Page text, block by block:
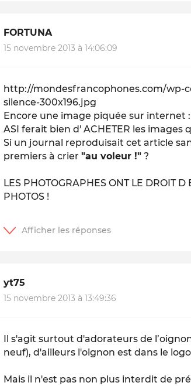
FORTUNA
15 novembre 2013 à 14:06:09
http://mondesfrancophones.com/wp-
silence-300x196.jpg
Encore une image piquée sur internet
ASI ferait bien d' ACHETER les images
Si un journal reproduisait cet article
premiers à crier"au voleur !" ?
LES PHOTOGRAPHES ONT LE DROIT
PHOTOS !
yt75
15 novembre 2013 à 13:49:36
Il s'agit surtout d'adorateurs de
neuf), d'ailleurs l'oignon est dans le logo
Mais il n'est pas non plus interdit de